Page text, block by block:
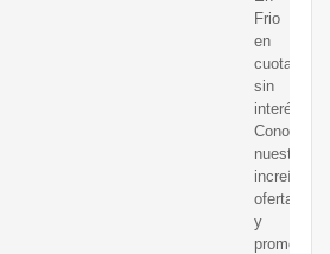
Frio
en
cuotas
sin
interés!
Conozca
nuestras
increíbles
ofertas
y